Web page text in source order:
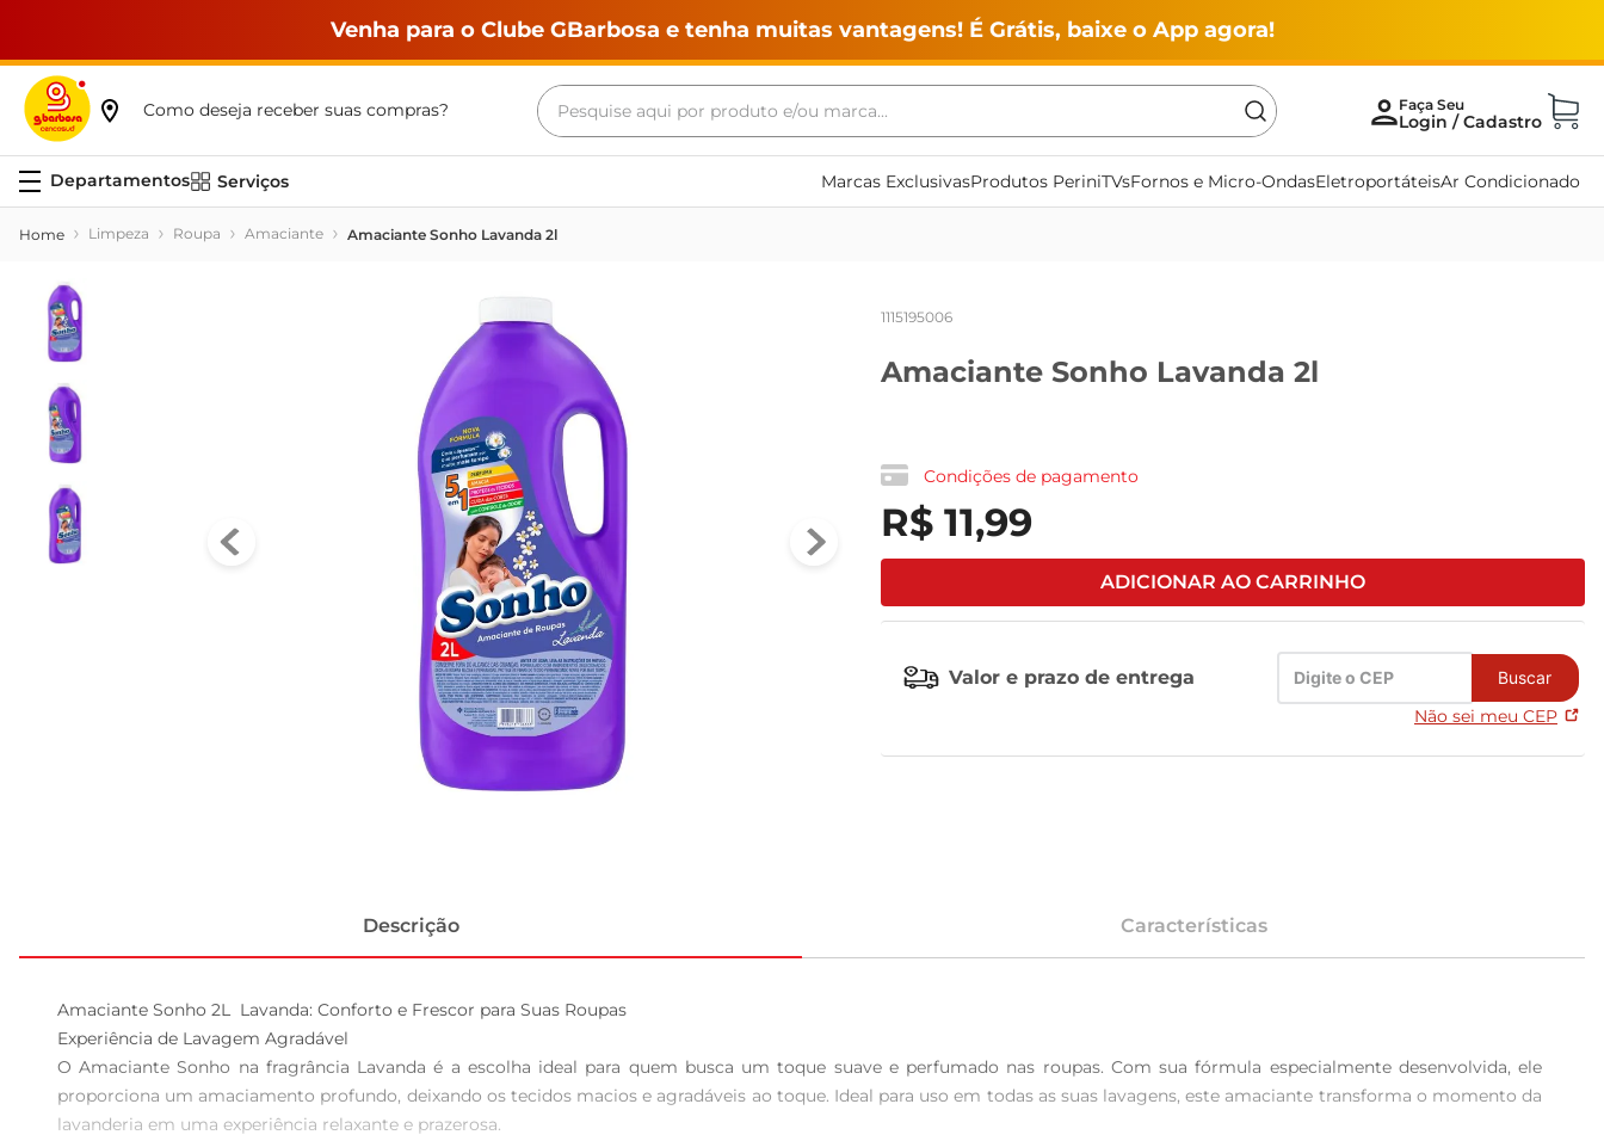
Venha para o Clube GBarbosa e tenha muitas vantagens! É Grátis, baixe o App agora!
Como deseja receber suas compras?
Pesquise aqui por produto e/ou marca...
Serviços Marcas ExclusivasProdutos PeriniTVsFornos e Micro-OndasEletroportáteisAr Condicionado
Limpeza Roupa Amaciante Amaciante Sonho Lavanda 2l
1115195006
Amaciante Sonho Lavanda 2l
Condições de pagamento
R$ 11,99
ADICIONAR AO CARRINHO
Valor e prazo de entrega Buscar
Não sei meu CEP
Descrição Características
Amaciante Sonho 2L  Lavanda: Conforto e Frescor para Suas Roupas
Experiência de Lavagem Agradável
O Amaciante Sonho na fragrância Lavanda é a escolha ideal para quem busca um toque suave e perfumado nas roupas. Com sua fórmula especialmente desenvolvida, ele
proporciona um amaciamento profundo, deixando os tecidos macios e agradáveis ao toque. Ideal para uso em todas as suas lavagens, este amaciante transforma o momento da
lavanderia em uma experiência relaxante e prazerosa.
Termos mais buscados
cerveja
frango
leite
leite pó
tv